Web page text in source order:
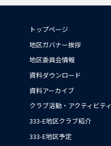
トップページ
地区ガバナー挨拶
地区委員会情報
資料ダウンロード
資料アーカイブ
クラブ活動・アクティビティ
333-E地区クラブ紹介
333-E地区予定